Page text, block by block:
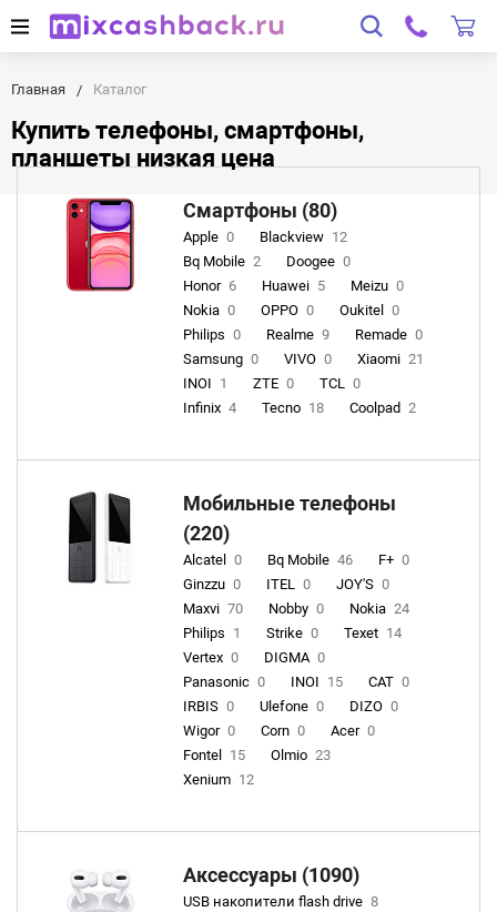
Главная Каталог
Купить телефоны, смартфоны,
планшеты низкая цена
Смартфоны (80)
Apple 0 Blackview 12
Bq Mobile 2 Doogee 0
Honor 6 Huawei 5 Meizu 0
Nokia 0 OPPO 0 Oukitel
0
Philips 0 Realme 9 Remade 0
Samsung 0 VIVO 0 Xiaomi 21
INOI 1 ZTE 0 TCL 0
Infinix 4 Tecno 18 Coolpad 2
Мобильные телефоны
(220)
Alcatel 0 Bq Mobile 46 F+ 0
Ginzzu 0 ITEL 0 JOY'S 0
Maxvi 70 Nobby 0 Nokia 24
Philips 1 Strike 0 Texet 14
Vertex 0 DIGMA 0
Panasonic 0 INOI 15 CAT 0
IRBIS 0 Ulefone 0 DIZO 0
Wigor 0 Corn 0 Acer 0
Fontel
15 Olmio 23
Xenium 12
Аксессуары (1090)
USB накопители flash drive 8